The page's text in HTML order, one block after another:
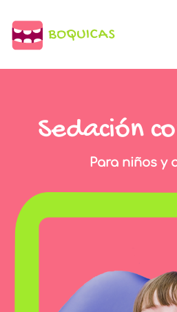
Sedación
Para niños y